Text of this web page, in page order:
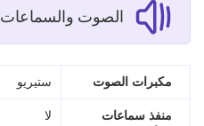
الصوت والسماعات
مكبرات الصوت ستيريو
منفذ سماعات
لا